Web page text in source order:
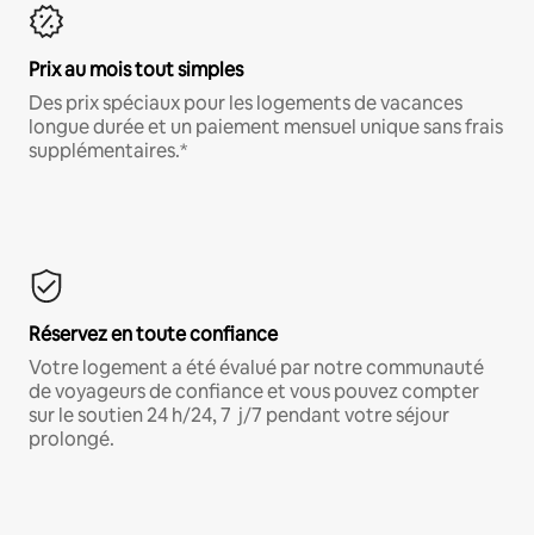
Prix au mois tout simples
Des prix spéciaux pour les logements de vacances
longue durée et un paiement mensuel unique sans frais
supplémentaires.*
Réservez en toute confiance
Votre logement a été évalué par notre communauté
de voyageurs de confiance et vous pouvez compter
sur le soutien 24 h/24, 7 j/7 pendant votre séjour
prolongé.